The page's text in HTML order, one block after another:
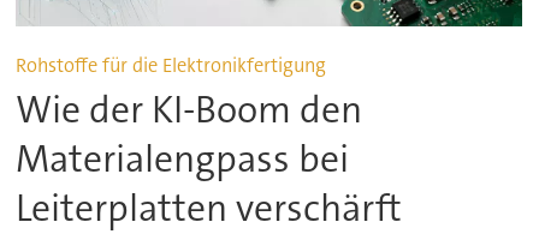
Rohstoffe für die Elektronikfertigung
Wie der KI-Boom den
Materialengpass bei
Leiterplatten verschärft